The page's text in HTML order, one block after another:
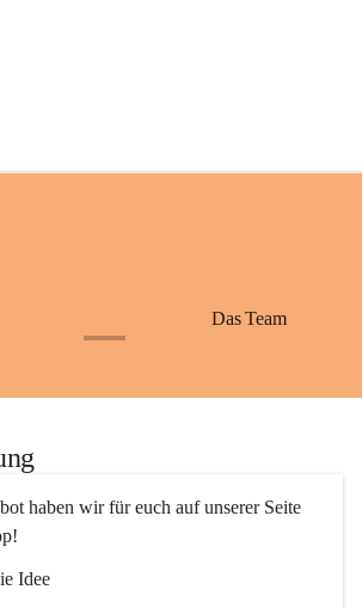
Das Team
haben wir für euch auf unserer Seite
Idee